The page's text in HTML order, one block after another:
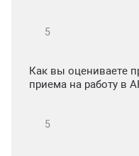
Как вы оцениваете
приема на работу в